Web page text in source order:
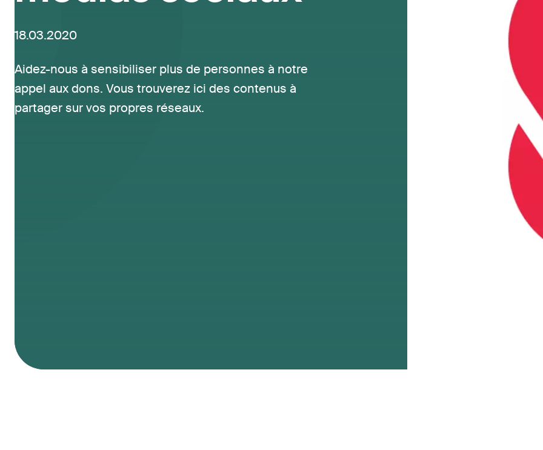
18.03.2020
Aidez-nous à sensibiliser plus de personnes à notre
appel aux dons. Vous trouverez ici des contenus à
partager sur vos propres réseaux.